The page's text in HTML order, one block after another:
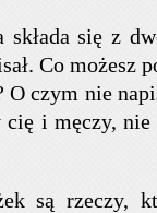
się z
Co możesz
czym nie
i męczy, nie
są rzeczy,